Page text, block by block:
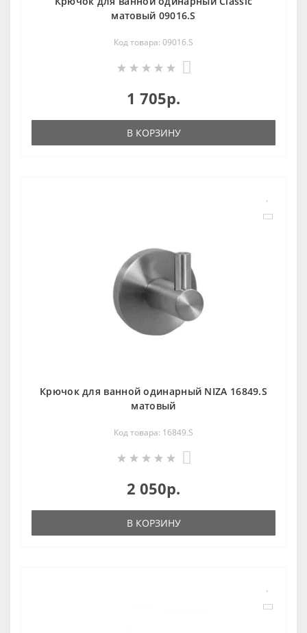
матовый 09016.S
Код товара: 09016.S
1 705р.
В КОРЗИНУ
Крючок для ванной одинарный NIZA 16849.S
матовый
Код товара: 16849.S
2 050р.
В КОРЗИНУ